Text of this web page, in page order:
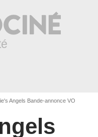
Angels Bande-annonce VO